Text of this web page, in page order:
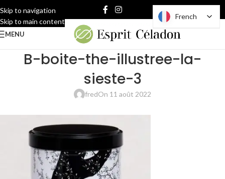
Skip to navigation
Skip to main content
MENU
B-boite-the-illustree-la-
sieste-3
fredOn 11 août 2022
French
French